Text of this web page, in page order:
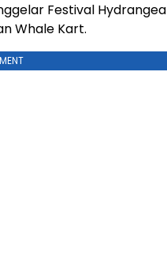
Festival Hydrangea
Whale Kart.